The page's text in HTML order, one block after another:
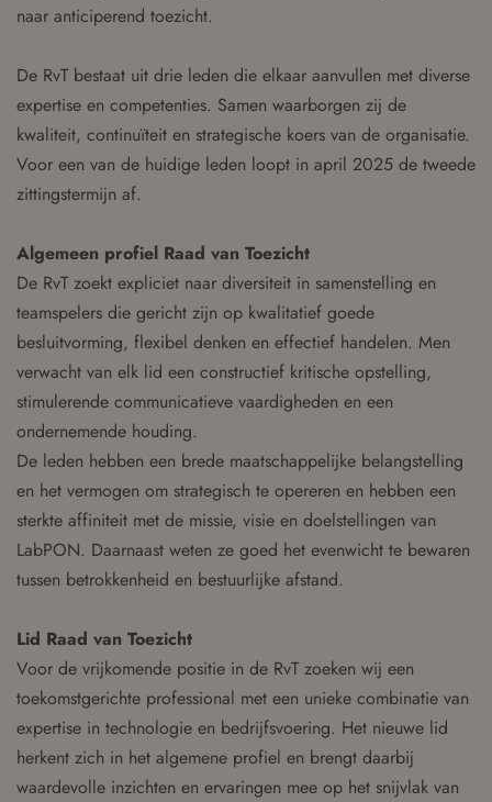
naar anticiperend toezicht.
De RvT bestaat uit drie leden die elkaar aanvullen met diverse
expertise en competenties. Samen waarborgen zij de
kwaliteit, continuïteit en strategische koers van de organisatie.
Voor een van de huidige leden loopt in april 2025 de tweede
zittingstermijn af.
Algemeen profiel Raad van Toezicht
De RvT zoekt expliciet naar diversiteit in samenstelling en
teamspelers die gericht zijn op kwalitatief goede
besluitvorming, flexibel denken en effectief handelen. Men
verwacht van elk lid een constructief kritische opstelling,
stimulerende communicatieve vaardigheden en een
ondernemende houding.
De leden hebben een brede maatschappelijke belangstelling
en het vermogen om strategisch te opereren en hebben een
sterkte affiniteit met de missie, visie en doelstellingen van
LabPON. Daarnaast weten ze goed het evenwicht te bewaren
tussen betrokkenheid en bestuurlijke afstand.
Lid Raad van Toezicht
Voor de vrijkomende positie in de RvT zoeken wij een
toekomstgerichte professional met een unieke combinatie van
expertise in technologie en bedrijfsvoering. Het nieuwe lid
herkent zich in het algemene profiel en brengt daarbij
waardevolle inzichten en ervaringen mee op het snijvlak van